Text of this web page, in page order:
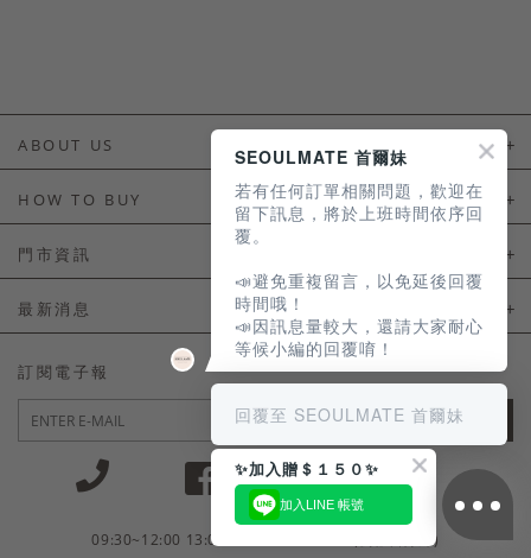
ABOUT US
HOW TO BUY
如何購買
會員常見問題
訂單常見問題
商品售後服務
電子發票
門市資訊
門市資訊
最新消息
LINE官方會員活動
訂閱電子報
JOIN
09:30~12:00 13:00~18:30 / Mon - Fri(例假日除外)
SEOULMATE 首爾妹
若有任何訂單相關問題，歡迎在
留下訊息，將於上班時間依序回
覆。
📣避免重複留言，以免延後回覆
時間哦！
📣因訊息量較大，還請大家耐心
等候小編的回覆唷！
回覆至 SEOULMATE 首爾妹
✨加入贈＄１５０✨
加入LINE 帳號